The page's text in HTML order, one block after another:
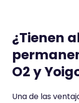
¿Tienen
O2 y
Una de las